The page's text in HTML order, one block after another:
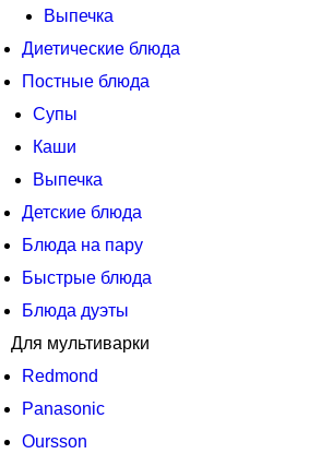
Выпечка
Диетические блюда
Постные блюда
Супы
Каши
Выпечка
Детские блюда
Блюда на пару
Быстрые блюда
Блюда дуэты
Для мультиварки
Redmond
Panasonic
Oursson